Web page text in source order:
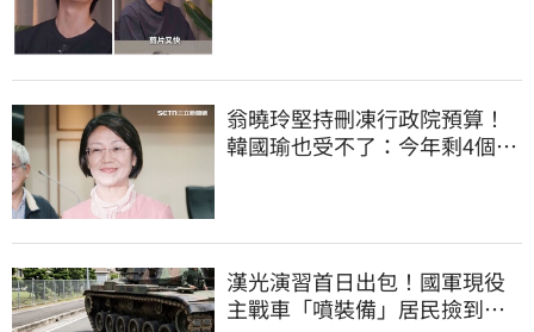
翁曉玲堅持刪凍行政院預算！
韓國瑜也受不了：今年剩4個月
漢光演習首日出包！國軍現役
主戰車「噴裝備」居民撿到零